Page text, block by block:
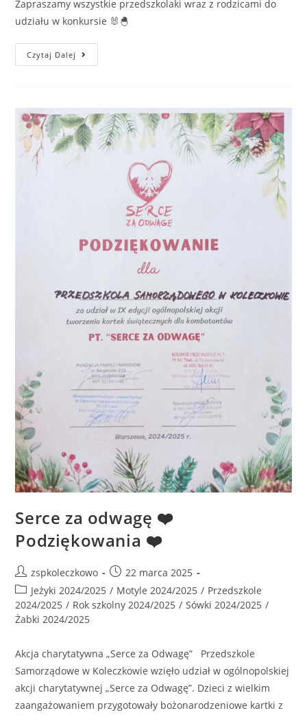
Zapraszamy wszystkie przedszkolaki wraz z rodzicami do
udziału w konkursie 🐰🐣
Czytaj Dalej
Serce za odwagę ❤️
Podziękowania ❤️
zspkoleczkowo
22 marca 2025
Jeżyki 2024/2025 / Motyle 2024/2025 / Przedszkole
2024/2025 / Rok szkolny 2024/2025 / Sówki 2024/2025 /
Żabki 2024/2025
Akcja charytatywna „Serce za Odwagę” Przedszkole
Samorządowe w Koleczkowie wzięło udział w ogólnopolskiej
akcji charytatywnej „Serce za Odwagę”. Dzieci z wielkim
zaangażowaniem przygotowały bożonarodzeniowe kartki z